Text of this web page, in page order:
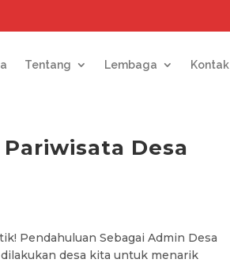
Tentang Lembaga Kontak
Desa
Pendahuluan Sebagai Admin Desa
desa kita untuk menarik